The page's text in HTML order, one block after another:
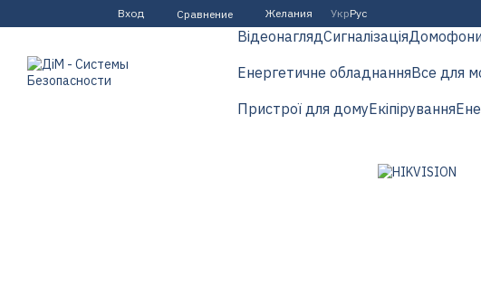
Перейти к основному контенту
Вход Сравнение Желания УкрРус
ВідеонаглядСигналізація
Енергетичне обладнанняВсе для
Пристрої для домуЕкіпірування